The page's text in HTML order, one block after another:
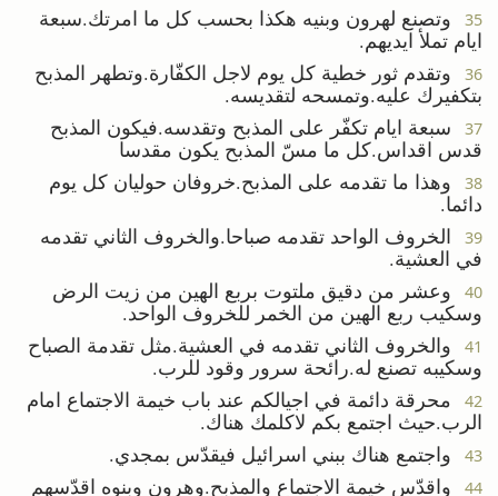
35
وتصنع لهرون وبنيه هكذا بحسب كل ما امرتك.سبعة
ايام تملأ ايديهم.
36
وتقدم ثور خطية كل يوم لاجل الكفّارة.وتطهر المذبح
بتكفيرك عليه.وتمسحه لتقديسه.
37
سبعة ايام تكفّر على المذبح وتقدسه.فيكون المذبح
قدس اقداس.كل ما مسّ المذبح يكون مقدسا
38
وهذا ما تقدمه على المذبح.خروفان حوليان كل يوم
دائما.
39
الخروف الواحد تقدمه صباحا.والخروف الثاني تقدمه
في العشية.
40
وعشر من دقيق ملتوت بربع الهين من زيت الرض
وسكيب ربع الهين من الخمر للخروف الواحد.
41
والخروف الثاني تقدمه في العشية.مثل تقدمة الصباح
وسكيبه تصنع له.رائحة سرور وقود للرب.
42
محرقة دائمة في اجيالكم عند باب خيمة الاجتماع امام
الرب.حيث اجتمع بكم لاكلمك هناك.
43 واجتمع هناك ببني اسرائيل فيقدّس بمجدي.
44
واقدّس خيمة الاجتماع والمذبح.وهرون وبنوه اقدّسهم